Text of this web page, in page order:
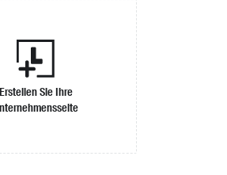
Erstellen Sie Ihre